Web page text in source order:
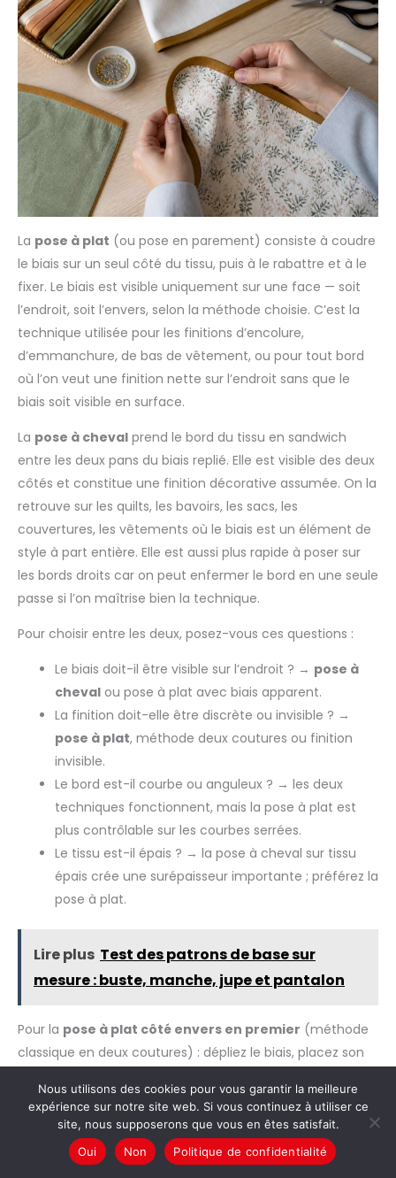
La pose à plat (ou pose en parement) consiste à coudre
le biais sur un seul côté du tissu, puis à le rabattre et à le
fixer. Le biais est visible uniquement sur une face — soit
l’endroit, soit l’envers, selon la méthode choisie. C’est la
technique utilisée pour les finitions d’encolure,
d’emmanchure, de bas de vêtement, ou pour tout bord
où l’on veut une finition nette sur l’endroit sans que le
biais soit visible en surface.
La pose à cheval prend le bord du tissu en sandwich
entre les deux pans du biais replié. Elle est visible des deux
côtés et constitue une finition décorative assumée. On la
retrouve sur les quilts, les bavoirs, les sacs, les
couvertures, les vêtements où le biais est un élément de
style à part entière. Elle est aussi plus rapide à poser sur
les bords droits car on peut enfermer le bord en une seule
passe si l’on maîtrise bien la technique.
Pour choisir entre les deux, posez-vous ces questions :
Le biais doit-il être visible sur l’endroit ? → pose à
cheval ou pose à plat avec biais apparent.
La finition doit-elle être discrète ou invisible ? →
pose à plat, méthode deux coutures ou finition
invisible.
Le bord est-il courbe ou anguleux ? → les deux
techniques fonctionnent, mais la pose à plat est
plus contrôlable sur les courbes serrées.
Le tissu est-il épais ? → la pose à cheval sur tissu
épais crée une surépaisseur importante ; préférez la
pose à plat.
Lire plus Test des patrons de base sur
mesure : buste, manche, jupe et pantalon
Pour la pose à plat côté envers en premier (méthode
classique en deux coutures) : dépliez le biais, placez son
bord. Piquez dans le premier pli du biais. Rabattez le biais
vers l’endroit du tissu, repassez, puis piquez à environ 1 à 2
mm du bord du biais côté endroit.
Nous utilisons des cookies pour vous garantir la meilleure
expérience sur notre site web. Si vous continuez à utiliser ce
site, nous supposerons que vous en êtes satisfait.
Oui
Non Politique de confidentialité